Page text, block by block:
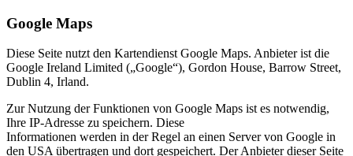
Google Maps
Diese Seite nutzt den Kartendienst Google Maps. Anbieter ist die
Google Ireland Limited („Google“), Gordon House, Barrow Street,
Dublin 4, Irland.
Zur Nutzung der Funktionen von Google Maps ist es notwendig,
Ihre IP-Adresse zu speichern. Diese
Informationen werden in der Regel an einen Server von Google in
den USA übertragen und dort gespeichert. Der Anbieter dieser Seite